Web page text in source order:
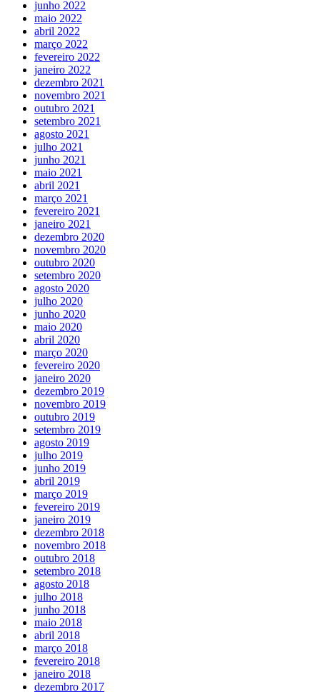
junho 2022
maio 2022
abril 2022
março 2022
fevereiro 2022
janeiro 2022
dezembro 2021
novembro 2021
outubro 2021
setembro 2021
agosto 2021
julho 2021
junho 2021
maio 2021
abril 2021
março 2021
fevereiro 2021
janeiro 2021
dezembro 2020
novembro 2020
outubro 2020
setembro 2020
agosto 2020
julho 2020
junho 2020
maio 2020
abril 2020
março 2020
fevereiro 2020
janeiro 2020
dezembro 2019
novembro 2019
outubro 2019
setembro 2019
agosto 2019
julho 2019
junho 2019
abril 2019
março 2019
fevereiro 2019
janeiro 2019
dezembro 2018
novembro 2018
outubro 2018
setembro 2018
agosto 2018
julho 2018
junho 2018
maio 2018
abril 2018
março 2018
fevereiro 2018
janeiro 2018
dezembro 2017